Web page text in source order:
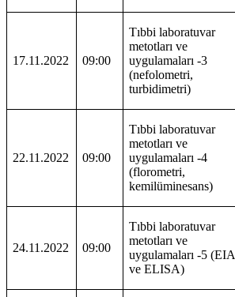
17.11.2022 09:00
Tıbbi laboratuvar
metotları ve
uygulamaları -3
(nefolometri,
turbidimetri)
22.11.2022 09:00
Tıbbi laboratuvar
metotları ve
uygulamaları -4
(florometri,
kemilüminesans)
24.11.2022 09:00
Tıbbi laboratuvar
metotları ve
uygulamaları -5 (EIA
ve ELISA)